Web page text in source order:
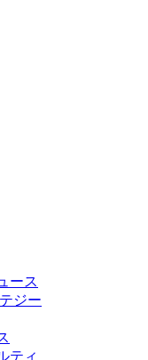
ース
ジー
ティ